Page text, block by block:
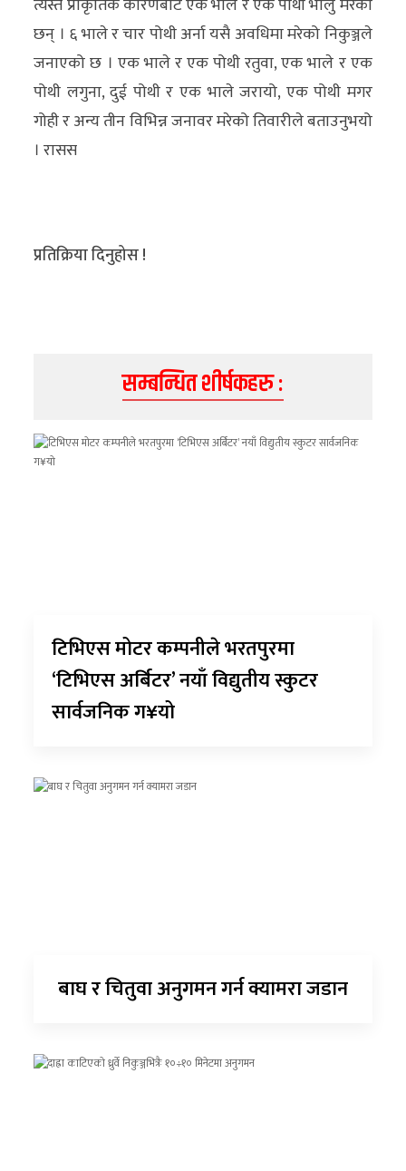
त्यस्तै प्राकृतिक कारणबाट एक भाले र एक पोथी भालु मरेका
छन् । ६ भाले र चार पोथी अर्ना यसै अवधिमा मरेको निकुञ्जले
जनाएको छ । एक भाले र एक पोथी रतुवा, एक भाले र एक
पोथी लगुना, दुई पोथी र एक भाले जरायो, एक पोथी मगर
गोही र अन्य तीन विभिन्न जनावर मरेको तिवारीले बताउनुभयो
। रासस
प्रतिक्रिया दिनुहोस !
सम्बन्धित शीर्षकहरु :
टिभिएस मोटर कम्पनीले भरतपुरमा
‘टिभिएस अर्बिटर’ नयाँ विद्युतीय स्कुटर
सार्वजनिक ग¥यो
बाघ र चितुवा अनुगमन गर्न क्यामरा जडान